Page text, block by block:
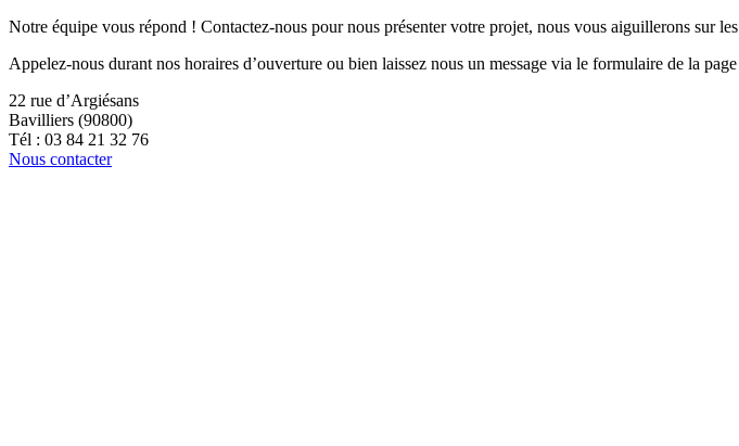
Notre équipe vous répond ! Contactez-nous pour nous présenter votre projet, nous vous aiguillerons sur
Appelez-nous durant nos horaires d’ouverture ou bien laissez nous un message via le formulaire de la
22 rue d’Argiésans
Bavilliers (90800)
Tél : 03 84 21 32 76
Nous contacter